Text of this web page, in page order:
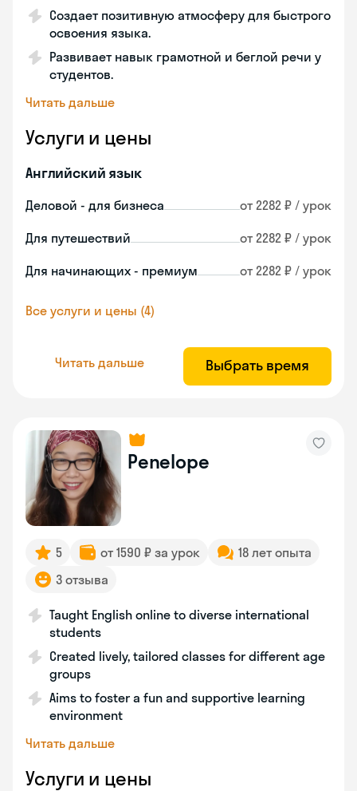
Создает позитивную атмосферу для быстрого
освоения языка.
Развивает навык грамотной и беглой речи у
студентов.
Читать дальше
Услуги и цены
Английский язык
Деловой - для бизнеса от 2282 ₽ / урок
Для путешествий от 2282 ₽ / урок
Для начинающих - премиум от 2282 ₽ / урок
Все услуги и цены (4)
Читать дальше Выбрать время
Penelope
5 от 1590 ₽ за урок
18 лет опыта
3 отзыва
Taught English online to diverse international
students
Created lively, tailored classes for different age
groups
Aims to foster a fun and supportive learning
environment
Читать дальше
Услуги и цены